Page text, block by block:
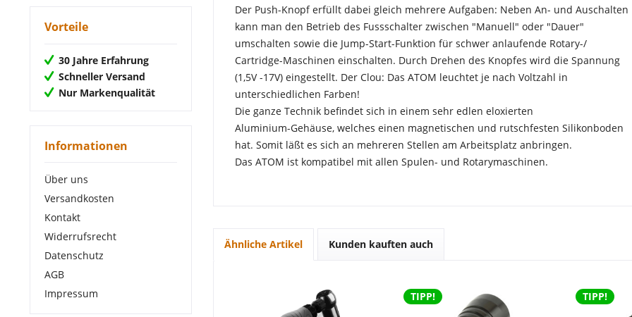
Vorteile
30 Jahre Erfahrung
Schneller Versand
Nur Markenqualität
Informationen
Über uns
Versandkosten
Kontakt
Widerrufsrecht
Datenschutz
AGB
Impressum
Der Push-Knopf erfüllt dabei gleich mehrere Aufgaben: Neben An- und Auschalten
kann man den Betrieb des Fussschalter zwischen "Manuell" oder "Dauer"
umschalten sowie die Jump-Start-Funktion für schwer anlaufende Rotary-/
Cartridge-Maschinen einschalten. Durch Drehen des Knopfes wird die Spannung
(1,5V -17V) eingestellt. Der Clou: Das ATOM leuchtet je nach Voltzahl in
unterschiedlichen Farben!
Die ganze Technik befindet sich in einem sehr edlen eloxierten
Aluminium-Gehäuse, welches einen magnetischen und rutschfesten Silikonboden
hat. Somit läßt es sich an mehreren Stellen am Arbeitsplatz anbringen.
Das ATOM ist kompatibel mit allen Spulen- und Rotarymaschinen.
Ähnliche Artikel Kunden kauften auch
TIPP! TIPP!